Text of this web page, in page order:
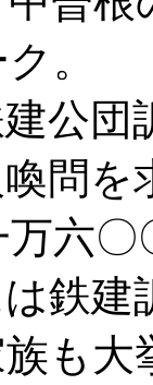
。
公団
問を
六
鉄建
も